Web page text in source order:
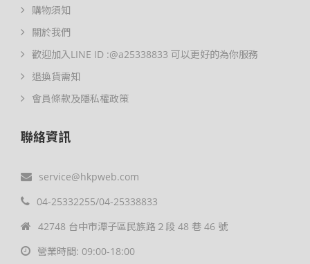
購物須知
關於我們
歡迎加入LINE ID :@a25338833 可以更好的為你服務
退換貨需知
會員條款及隱私權政策
聯絡資訊
service@hkpweb.com
04-25332255/04-25338833
42748 台中市潭子區民族路２段 48 巷 46 號
營業時間: 09:00-18:00